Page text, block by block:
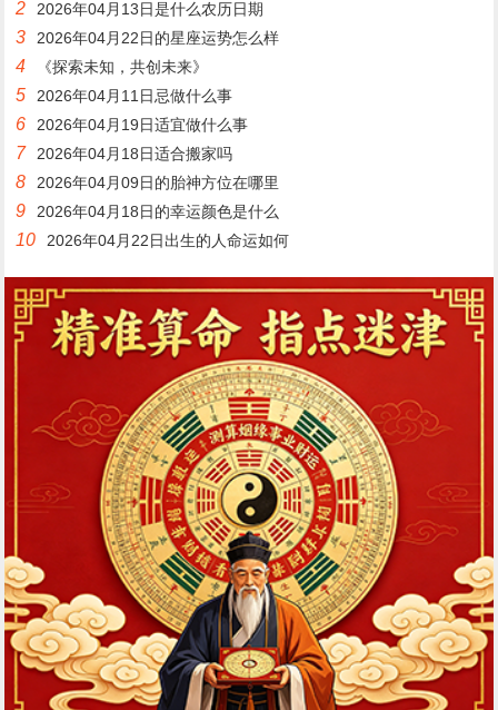
2 2026年04月13日是什么农历日期
3 2026年04月22日的星座运势怎么样
4 《探索未知，共创未来》
5 2026年04月11日忌做什么事
6 2026年04月19日适宜做什么事
7 2026年04月18日适合搬家吗
8 2026年04月09日的胎神方位在哪里
9 2026年04月18日的幸运颜色是什么
10 2026年04月22日出生的人命运如何